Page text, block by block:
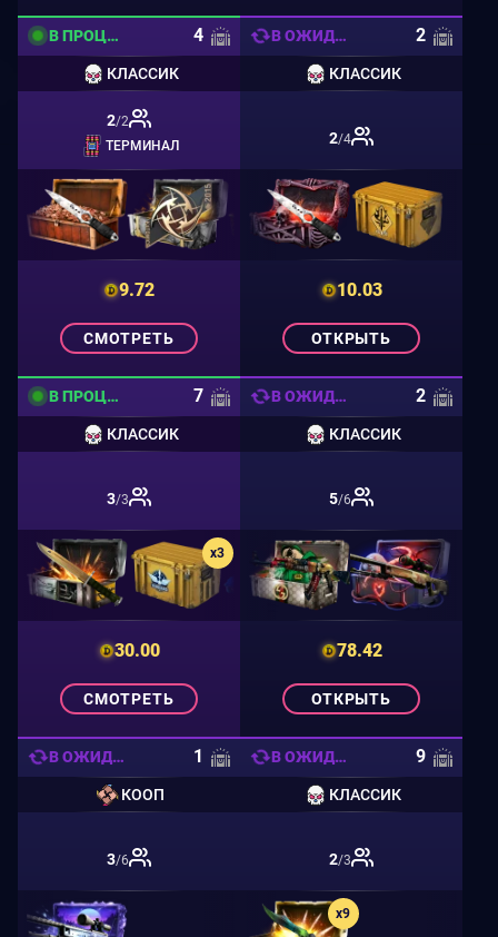
В ПРОЦЕССЕ 4
КЛАССИК
2/2
ТЕРМИНАЛ
9.72
СМОТРЕТЬ
В ОЖИДАНИИ 2
КЛАССИК
2/4
10.03
ОТКРЫТЬ
В ПРОЦЕССЕ 7
КЛАССИК
3/3
x3
30.00
СМОТРЕТЬ
В ОЖИДАНИИ 2
КЛАССИК
5/6
78.42
ОТКРЫТЬ
В ОЖИДАНИИ 1
КООП
3/6
В ОЖИДАНИИ 9
КЛАССИК
2/3
x9